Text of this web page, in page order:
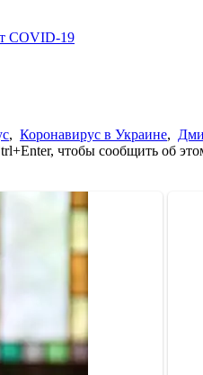
COVID-19
, Коронавирус в Украине,
чтобы сообщить об